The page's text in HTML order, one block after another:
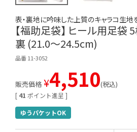
表・裏地に吟味した上質のキャラコ生地
【福助足袋】 ヒール用足袋
裏 (21.0～24.5cm)
品番 11-3052
[ 41 ポイント進呈 ]
販売価格 ¥4,510 税込
ゆうパケットOK